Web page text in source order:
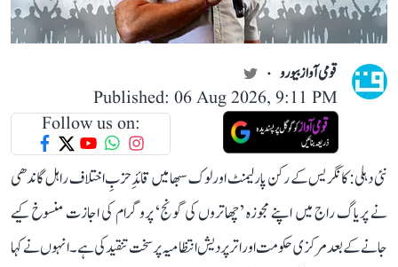
قومی آواز بیورو
Published: 06 Aug 2026, 9:11 PM
Follow us on:
نئی دہلی: کانگریس کے رکن پارلیمنٹ اور لوک سبھا میں قائدِ حزبِ اختلاف راہل گاندھی
نے پریاگ راج میں اپنے مجوزہ ’چھاتروں کی گونج‘ پروگرام کی اجازت منسوخ کیے
جانے کے بعد مرکزی حکومت اور اتر پردیش انتظامیہ پر سخت تنقید کی ہے۔ انہوں نے کہا